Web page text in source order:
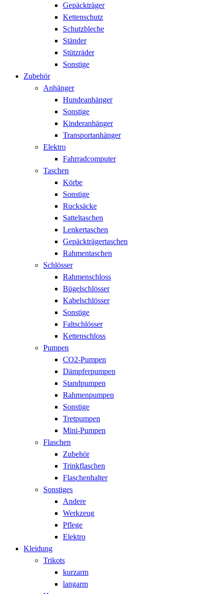
Gepäckträger
Kettenschutz
Schutzbleche
Ständer
Stützräder
Sonstige
Zubehör
Anhänger
Hundeanhänger
Sonstige
Kinderanhänger
Transportanhänger
Elektro
Fahrradcomputer
Taschen
Körbe
Sonstige
Rucksäcke
Satteltaschen
Lenkertaschen
Gepäckträgertaschen
Rahmentaschen
Schlösser
Rahmenschloss
Bügelschlösser
Kabelschlösser
Sonstige
Faltschlösser
Kettenschloss
Pumpen
CO2-Pumpen
Dämpferpumpen
Standpumpen
Rahmenpumpen
Sonstige
Tretpumpen
Mini-Pumpen
Flaschen
Zubehör
Trinkflaschen
Flaschenhalter
Sonstiges
Andere
Werkzeug
Pflege
Elektro
Kleidung
Trikots
kurzarm
langarm